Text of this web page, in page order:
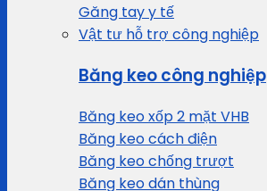
Găng tay y tế
Vật tư hỗ trợ công nghiệp
Băng keo công nghiệp
Băng keo xốp 2 mặt VHB
Băng keo cách điện
Băng keo chống trượt
Băng keo dán thùng